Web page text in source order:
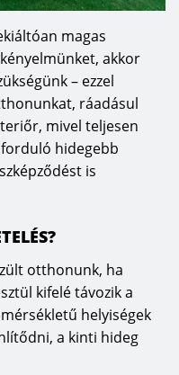
magas
akkor
– ezzel
ráadásul
mivel teljesen
hidegebb
is
otthonunk, ha
kifelé távozik a
helyiségek
a kinti hideg